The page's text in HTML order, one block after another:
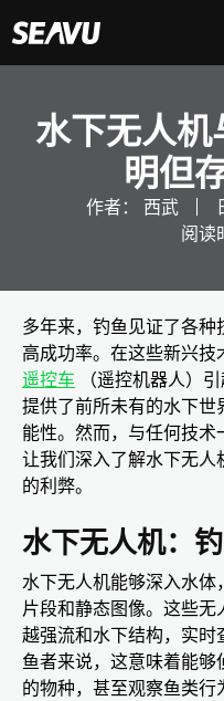
水下无人
明但
作者： 西武
阅读
多年来，钓鱼见证了各
高成功率。在这些新兴
遥控车 （遥控机器人）
提供了前所未有的水下
能性。然而，与任何技术
让我们深入了解水下无
的利弊。
水下无人机：
水下无人机能够深入水
片段和静态图像。这些
越强流和水下结构，实
鱼者来说，这意味着能
的物种，甚至观察鱼类